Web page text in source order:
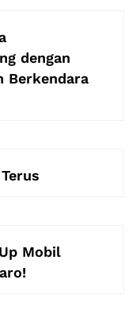
dengan
Berkendara
Mobil